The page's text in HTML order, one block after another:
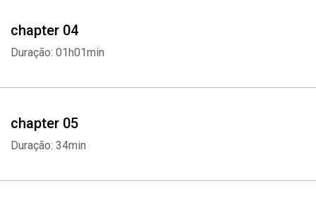
civilizatória, a obra de Harari é um convite à reflexão." — Djamila
história de nossa espécie como é escrito numa linguagem vívida e
imaginado." — Leandro Karnal "O modo como Harari narra a
história de nós, humanos, e enxerga nosso futuro é arrebatador."
— Natalie Portman "Sapiens é uma exploração fascinante sobre
chapter 04
Duração: 01h01min
chapter 05
Duração: 34min